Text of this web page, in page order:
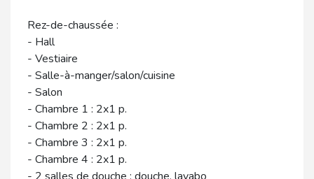
Rez-de-chaussée :
- Hall
- Vestiaire
- Salle-à-manger/salon/cuisine
- Salon
- Chambre 1 : 2x1 p.
- Chambre 2 : 2x1 p.
- Chambre 3 : 2x1 p.
- Chambre 4 : 2x1 p.